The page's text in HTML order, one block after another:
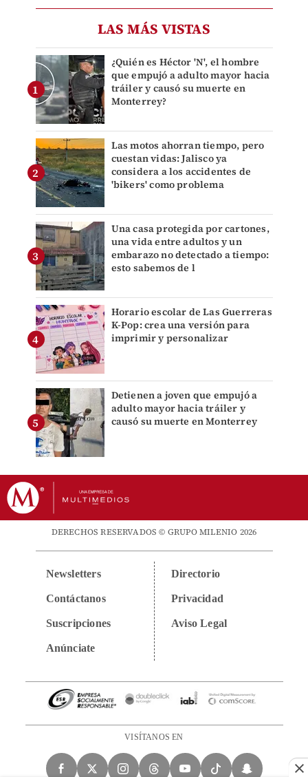
LAS MÁS VISTAS
¿Quién es Héctor 'N', el hombre
que empujó a adulto mayor hacia
tráiler y causó su muerte en
Monterrey?
Las motos ahorran tiempo, pero
cuestan vidas: Jalisco ya
considera a los accidentes de
'bikers' como problema
Una casa protegida por cartones,
una vida entre adultos y un
embarazo no detectado a tiempo:
esto sabemos de l
Horario escolar de Las Guerreras
K-Pop: crea una versión para
imprimir y personalizar
Detienen a joven que empujó a
adulto mayor hacia tráiler y
causó su muerte en Monterrey
DERECHOS RESERVADOS © GRUPO MILENIO 2026
Newsletters
Contáctanos
Suscripciones
Anúnciate
Directorio
Privacidad
Aviso Legal
VISÍTANOS EN